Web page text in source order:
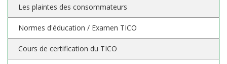
Les plaintes des consommateurs
Normes d'éducation / Examen TICO
Cours de certification du TICO